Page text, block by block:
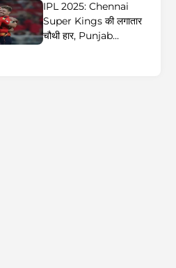
IPL 2025: Chennai
Super Kings की लगातार
चौथी हार, Punjab...